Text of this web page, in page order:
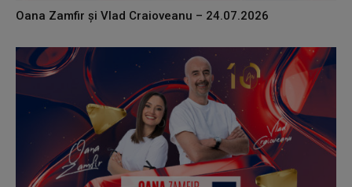
Oana Zamfir și Vlad Craioveanu – 24.07.2026